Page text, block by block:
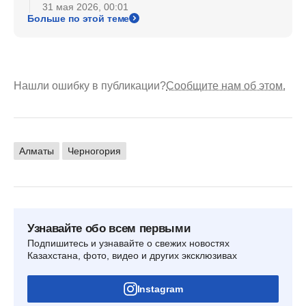
31 мая 2026, 00:01
Больше по этой теме
Нашли ошибку в публикации?Сообщите нам об этом.
Алматы Черногория
Узнавайте обо всем первыми
Подпишитесь и узнавайте о свежих новостях
Казахстана, фото, видео и других эксклюзивах
Instagram